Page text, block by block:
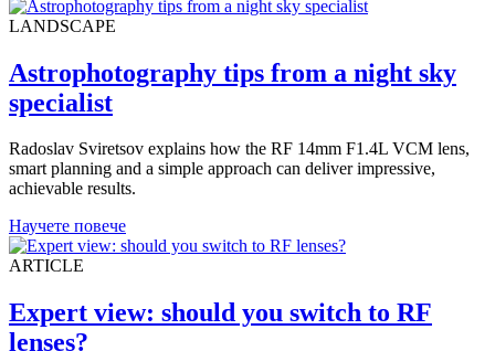
Копиране на връзка
Related articles
Astrophotography tips from a night sky
specialist
Radoslav Sviretsov explains how the RF 14mm F1.4L VCM lens,
smart planning and a simple approach can deliver impressive,
Научете повече